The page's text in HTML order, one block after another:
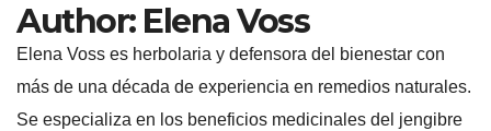
Author: Elena Voss
Elena Voss es herbolaria y defensora del bienestar con
más de una década de experiencia en remedios naturales.
Se especializa en los beneficios medicinales del jengibre